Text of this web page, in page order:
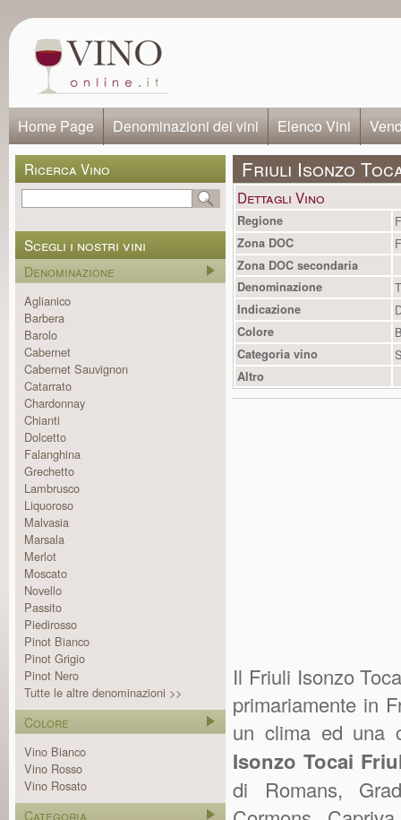
Home Page Denominazioni dei vini Elenco Vini
Ricerca Vino
Scegli i nostri vini
Denominazione
Aglianico
Barbera
Barolo
Cabernet
Cabernet Sauvignon
Catarrato
Chardonnay
Chianti
Dolcetto
Falanghina
Grechetto
Lambrusco
Liquoroso
Malvasia
Marsala
Merlot
Moscato
Novello
Passito
Piedirosso
Pinot Bianco
Pinot Grigio
Pinot Nero
Tutte le altre denominazioni >>
Colore
Vino Bianco
Vino Rosso
Vino Rosato
Categoria
Friuli Isonzo
Dettagli Vino
Regione
Zona DOC
Zona DOC secondaria
Denominazione
Indicazione
Colore
Categoria vino
Altro
Il Friuli Isonzo
primariamente in
un clima ed una
Isonzo Tocai
di Romans,